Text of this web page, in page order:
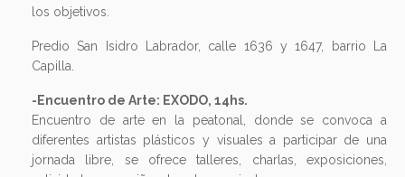
los objetivos.
Predio San Isidro Labrador, calle 1636 y 1647, barrio La
Capilla.
-Encuentro de Arte: EXODO, 14hs.
Encuentro de arte en la peatonal, donde se convoca a
diferentes artistas plásticos y visuales a participar de una
jornada libre, se ofrece talleres, charlas, exposiciones,